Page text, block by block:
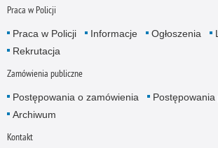
Praca w Policji
Praca w Policji Informacje Ogłoszenia
Rekrutacja
Zamówienia publiczne
Postępowania o zamówienia
Archiwum
Kontakt